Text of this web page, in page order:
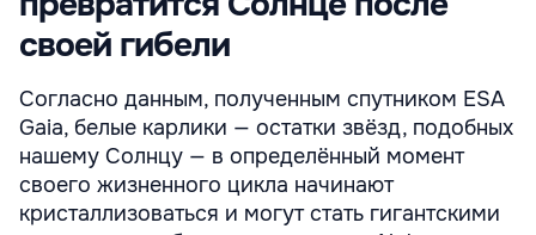
своей гибели
Согласно данным, полученным спутником ESA
Gaia, белые карлики — остатки звёзд, подобных
нашему Солнцу — в определённый момент
своего жизненного цикла начинают
кристаллизоваться и могут стать гигантскими